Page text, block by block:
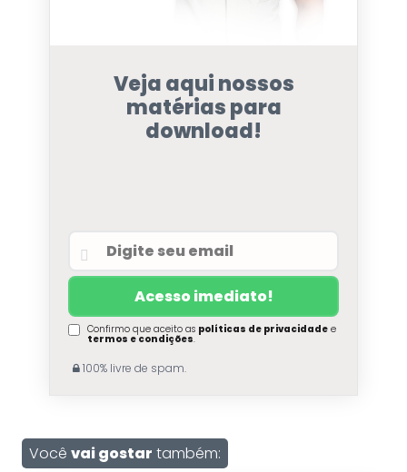
Veja aqui nossos
matérias para
download!
Confirmo que aceito as políticas de privacidadee
termos e condições.
100% livre de spam.
Você vai gostar também: